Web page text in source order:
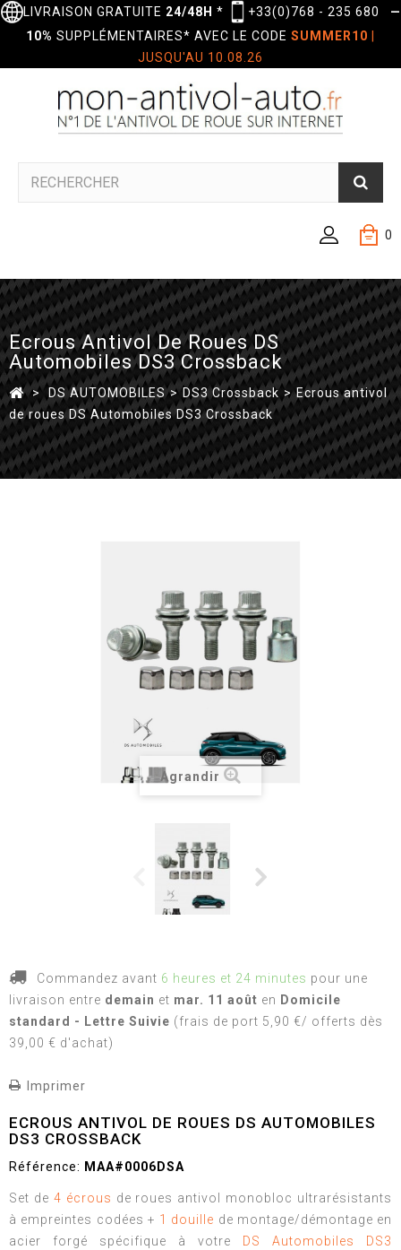
LIVRAISON GRATUITE 24/48H * +33(0)768 - 235 680
—
10% SUPPLÉMENTAIRES* AVEC LE CODE SUMMER10
JUSQU'AU 10.08.26
0
Ecrous Antivol De Roues DS
Automobiles DS3 Crossback
> DS AUTOMOBILES > DS3 Crossback > Ecrous antivol
de roues DS Automobiles DS3 Crossback
Agrandir
Commandez avant 6 heures et 24 minutes pour une
livraison entre demain et mar. 11 août en Domicile
standard - Lettre Suivie (frais de port 5,90 €/ offerts dès
39,00 € d'achat)
Imprimer
ECROUS ANTIVOL DE ROUES DS AUTOMOBILES
DS3 CROSSBACK
Référence: MAA#0006DSA
Set de 4 écrous de roues antivol monobloc ultrarésistants
à empreintes codées + 1 douille de montage/démontage en
acier forgé spécifique à votre DS Automobiles DS3